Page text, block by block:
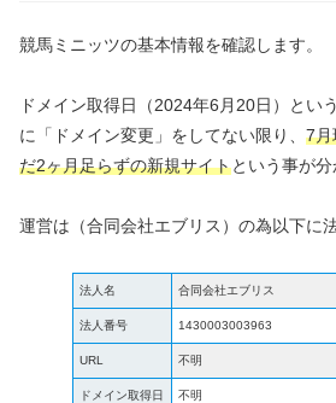
競馬ミニッツの基本情報を確認します。
ドメイン取得日（2024年6月20日）とい
に「ドメイン変更」をしてない限り、 7月
だ2ヶ月足らずの新規サイトという事が分
運営は（合同会社エブリス）の為以下に
法人名 合同会社エブリス
法人番号 1430003003963
URL 不明
ドメイン取得日 不明